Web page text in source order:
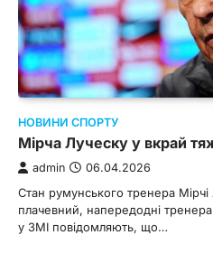
НОВИНИ СПОРТУ
Мірча Луческу у вкрай
admin 06.04.2026
Стан румунського тренера
плачевний, напередодні
у ЗМІ повідомляють, що…